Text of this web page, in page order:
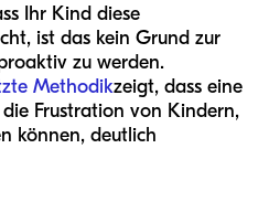
Ihr Kind diese
ist das kein Grund zur
zu werden.
Methodikzeigt, dass eine
Frustration von Kindern,
können, deutlich